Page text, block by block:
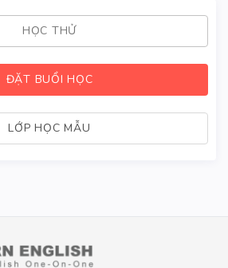
HỌC THỬ
ĐẶT BUỔI HỌC
LỚP HỌC MẪU